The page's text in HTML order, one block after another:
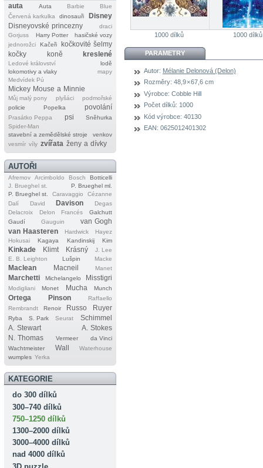
auta Auta Barbie
Blue
Červená karkulka
dinosauři
Disney
Disneyovské princezny
draci
Gorjuss
Harry Potter
hasičské vozy
jednorožci
Kačeři
kočkovité šelmy
kočky
koně kreslené
Ledové království
lodě
lokomotivy a vlaky
mapy
Medvídek Pú
Mickey Mouse a Minnie
Můj malý pony plyšáci
podmořské
policie
Popelka povolání
Prasátko Peppa psi
Sněhurka
Spider‐Man
stavební a zemědělské stroje
venkov
vesmír víly zvířata ženy a dívky
AUTOŘI
Afremov Arcimboldo Bosch
Botticelli
J. Brueghel st.
P. Brueghel ml.
P. Brueghel st.
Caravaggio
Cézanne
Dalí
David Davison
Degas
Delacroix
Delon Francés
Galchutt
Gaudí
Gauguin
van Gogh
van Haasteren
Hardwick
Hayez
Hokusai
Kagaya Kandinskij Kim
Kinkade Klimt Krásný
J. Lee
E. B. Leighton
Lušpin Macke
Maclean Macneil Manet
Marchetti Michelangelo Misstigri
Modigliani Monet Mucha Munch
Ortega Pinson
Raffaello
Rembrandt
Renoir Russo Ruyer
Ryba S. Park Seurat
Schimmel
A. Stewart
A. Stokes
N. Thomas
Vermeer
da Vinci
Wachtmeister
Wall
Waterhouse
wumples Yerka
KATEGORIE
do 300 dílků
300–740 dílků
750–1250 dílků
1300–2000 dílků
3000–4000 dílků
nad 4000 dílků
1000 dílků 1000 dílků
PARAMETRY
Autor: Mélanie Delonová (Delon)
Rozměry: 48,9 × 67,6 cm
Výrobce: Cobble Hill
Počet dílků: 1000
Kód výrobce: 40130
EAN: 0625012401302